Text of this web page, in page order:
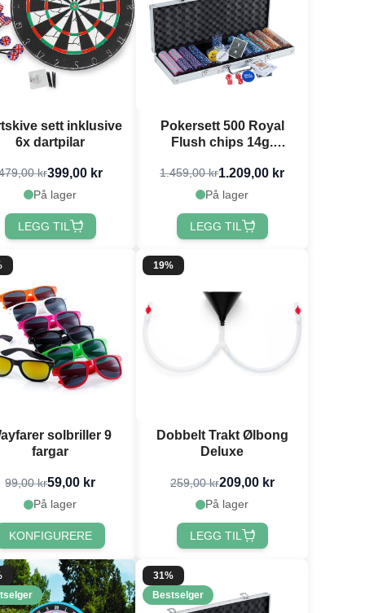
sett inklusive
6x dartpilar
kr399,00 kr
På lager
LEGG TIL
Pokersett 500 Royal
Flush chips 14g.
stakes PartyVikings
1.459,00 kr1.209,00 kr
På lager
LEGG TIL
solbriller 9
fargar
99,00 kr59,00 kr
På lager
KONFIGURERE
19%
Dobbelt Trakt Ølbong
Deluxe
259,00 kr209,00 kr
På lager
LEGG TIL
31%
Bestselger